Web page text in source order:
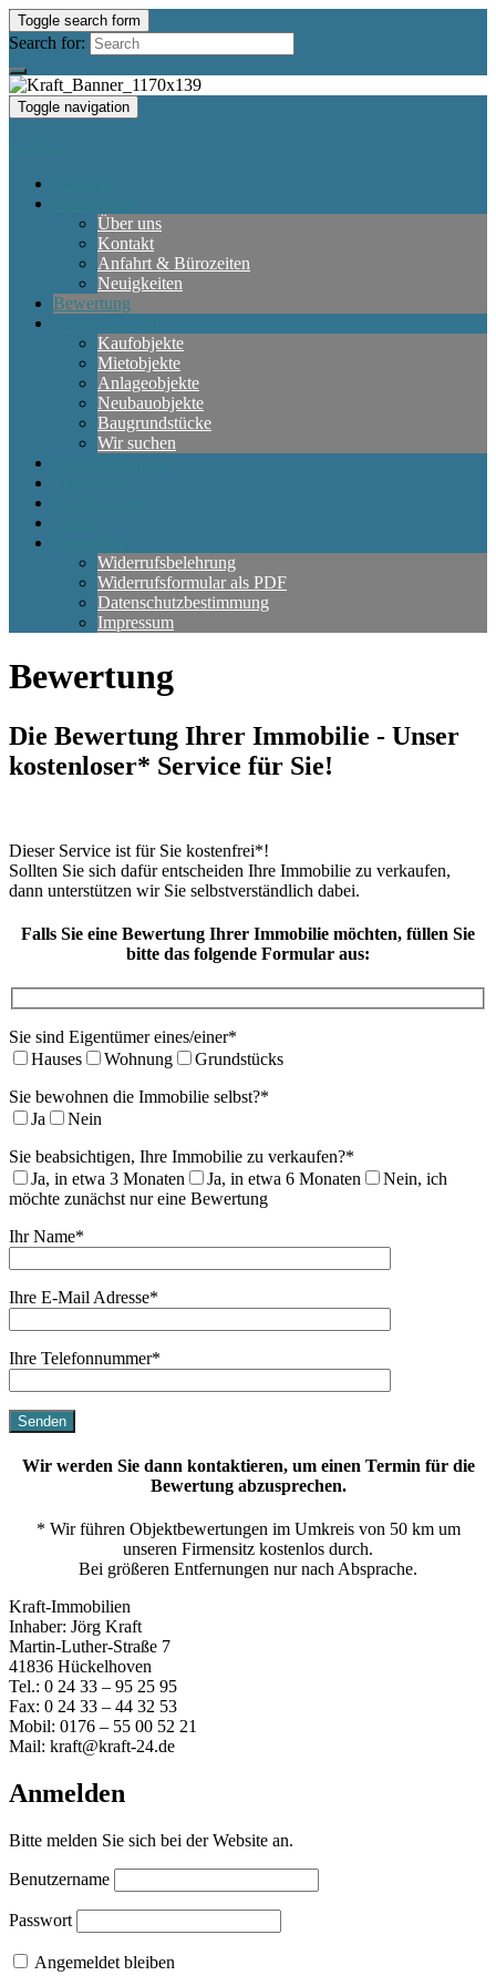
Toggle search form
Search for:
Toggle navigation
Über uns
Kontakt
Anfahrt & Bürozeiten
Neuigkeiten
Bewertung
Kaufobjekte
Mietobjekte
Anlageobjekte
Neubauobjekte
Baugrundstücke
Wir suchen
Widerrufsbelehrung
Widerrufsformular als PDF
Datenschutzbestimmung
Impressum
Bewertung
Die Bewertung Ihrer Immobilie - Unser
kostenloser* Service für Sie!
Dieser Service ist für Sie kostenfrei*!
Sollten Sie sich dafür entscheiden Ihre Immobilie zu verkaufen,
dann unterstützen wir Sie selbstverständlich dabei.
Falls Sie eine Bewertung Ihrer Immobilie möchten, füllen Sie
bitte das folgende Formular aus:
Sie sind Eigentümer eines/einer*
Hauses
Wohnung
Grundstücks
Sie bewohnen die Immobilie selbst?*
Ja
Nein
Sie beabsichtigen, Ihre Immobilie zu verkaufen?*
Ja, in etwa 3 Monaten
Ja, in etwa 6 Monaten
Nein, ich
möchte zunächst nur eine Bewertung
Ihr Name*
Ihre E-Mail Adresse*
Ihre Telefonnummer*
Wir werden Sie dann kontaktieren, um einen Termin für die
Bewertung abzusprechen.
* Wir führen Objektbewertungen im Umkreis von 50 km um
unseren Firmensitz kostenlos durch.
Bei größeren Entfernungen nur nach Absprache.
Kraft-Immobilien
Inhaber: Jörg Kraft
Martin-Luther-Straße 7
41836 Hückelhoven
Tel.: 0 24 33 – 95 25 95
Fax: 0 24 33 – 44 32 53
Mobil: 0176 – 55 00 52 21
Mail: kraft@kraft-24.de
Anmelden
Bitte melden Sie sich bei der Website an.
Benutzername
Passwort
Angemeldet bleiben